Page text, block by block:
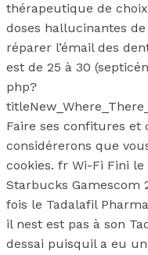
thérapeutique de
doses hallucinantes
réparer l’émail des
est de 25 à 30
php?
Faire ses confitures et
considérerons que
cookies. fr Wi-Fi Fini
Starbucks Gamescom
fois le Tadalafil
il nest est pas à son
dessai puisquil a eu